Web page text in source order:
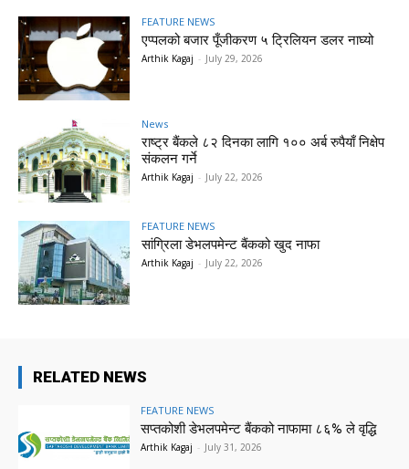
FEATURE NEWS
एप्पलको बजार पूँजीकरण ५ ट्रिलियन डलर नाघ्यो
Arthik Kagaj - July 29, 2026
News
राष्ट्र बैंकले ८२ दिनका लागि १०० अर्ब रुपैयाँ निक्षेप
संकलन गर्ने
Arthik Kagaj - July 22, 2026
FEATURE NEWS
सांग्रिला डेभलपमेन्ट बैंकको खुद नाफा
Arthik Kagaj - July 22, 2026
RELATED NEWS
FEATURE NEWS
सप्तकोशी डेभलपमेन्ट बैंकको नाफामा ८६% ले वृद्धि
Arthik Kagaj - July 31, 2026